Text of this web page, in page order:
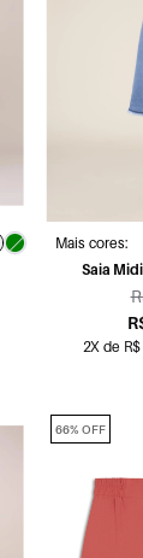
Mais cores:
Saia
2X de
66% OFF